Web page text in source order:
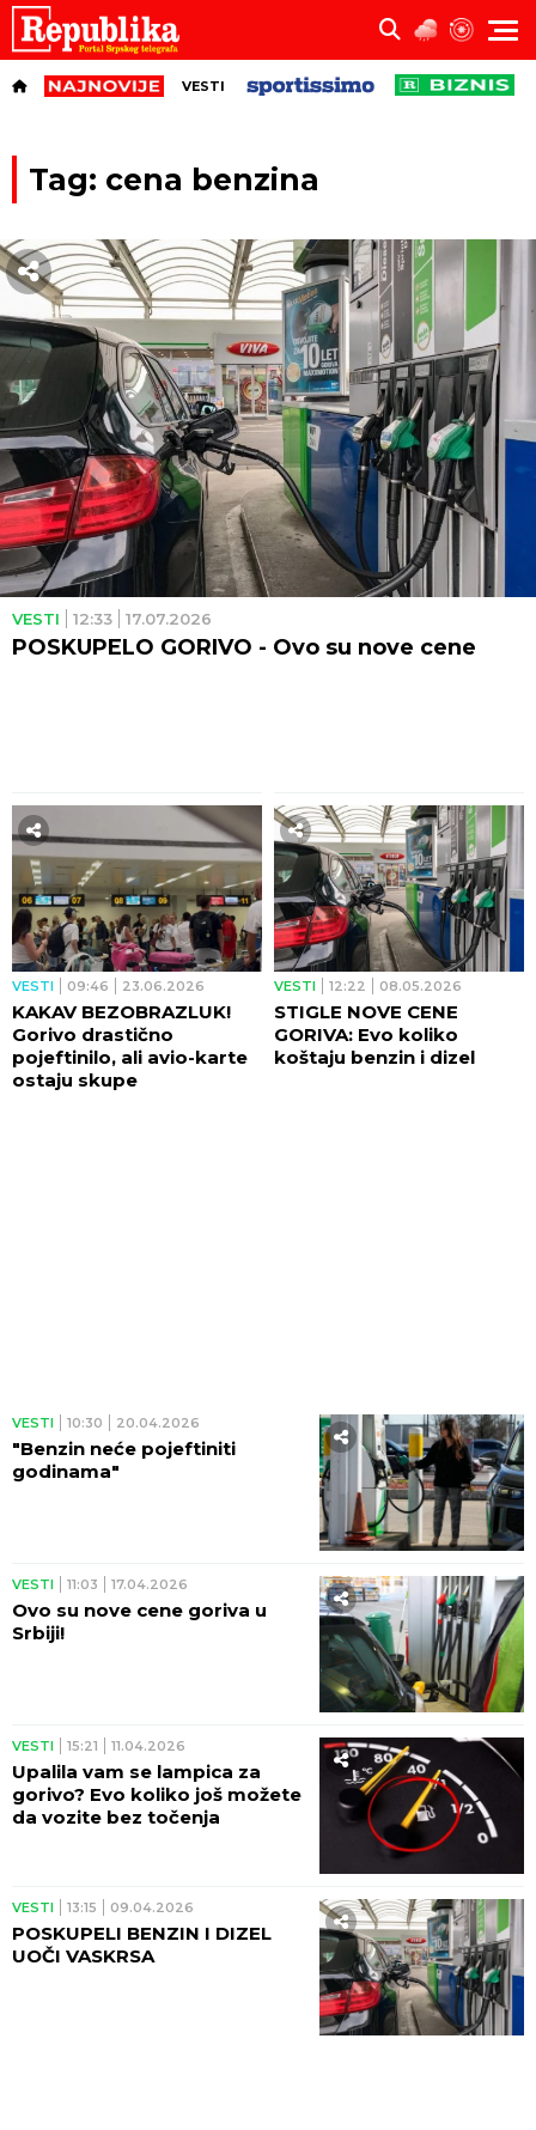
VESTI
Tag: cena benzina
VESTI 12:33 17.07.2026
POSKUPELO GORIVO - Ovo su nove cene
VESTI 09:46 23.06.2026
KAKAV BEZOBRAZLUK!
Gorivo drastično
pojeftinilo, ali avio-karte
ostaju skupe
VESTI 12:22 08.05.2026
STIGLE NOVE CENE
GORIVA: Evo koliko
koštaju benzin i dizel
VESTI 10:30 20.04.2026
"Benzin neće pojeftiniti
godinama"
VESTI 11:03 17.04.2026
Ovo su nove cene goriva u
Srbiji!
VESTI 15:21 11.04.2026
Upalila vam se lampica za
gorivo? Evo koliko još možete
da vozite bez točenja
VESTI 13:15 09.04.2026
POSKUPELI BENZIN I DIZEL
UOČI VASKRSA